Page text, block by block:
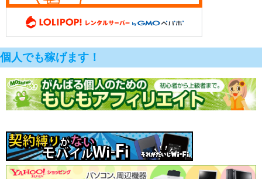
個人でも稼げます！